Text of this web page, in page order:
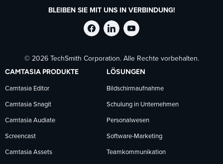
BLEIBEN SIE MIT UNS IN VERBINDUNG!
TechSmith
auf
Facebook
folgen
TechSmith
auf
LinkedIn
folgen
TechSmith
auf
YouTube
folgen
© 2026 TechSmith Corporation. Alle Rechte vorbehalten.
CAMTASIA PRODUKTE
Camtasia Editor
Camtasia Snagit
Camtasia Audiate
Screencast
Camtasia Assets
LÖSUNGEN
Bildschirmaufnahme
Schulung in Unternehmen
Personalwesen
Software-Marketing
Teamkommunikation